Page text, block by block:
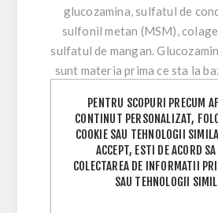
glucozamina, sulfatul de
sulfonil metan (MSM),
sulfatul de mangan.
sunt materia prima ce sta la
construirea cartilajului.
este o proteina de
responsabila de flexibilitatea
tesutului conjunctiv. De
activa celulele cartilajului
PENTRU SCOPURI PRECUM
CONTINUT PERSONALIZAT,
COOKIE SAU TEHNOLOGII
ACCEPT, ESTI DE ACORD
COLECTAREA DE INFORMATII
SAU TEHNOLOGII